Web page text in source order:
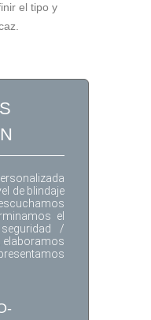
el tipo y
de blindaje
el
/
elaboramos